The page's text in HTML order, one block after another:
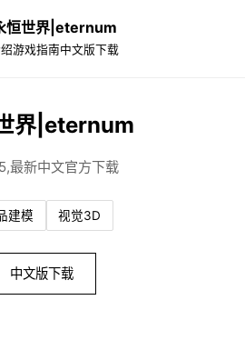
恒世界|eternum
游戏指南中文版下载
界|eternum
最新中文官方下载
建模 视觉3D
中文版下载